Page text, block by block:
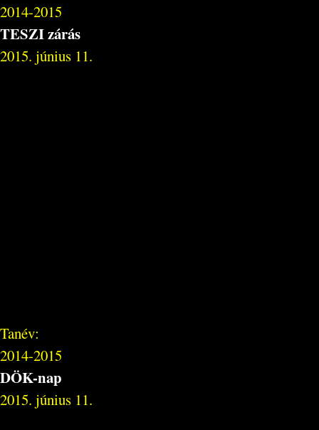
2014-2015
TESZI zárás
2015. június 11.
Tanév:
2014-2015
DÖK-nap
2015. június 11.